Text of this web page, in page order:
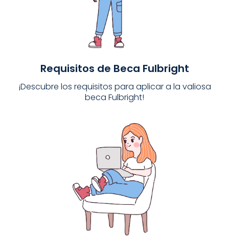
Requisitos de Beca Fulbright
¡Descubre los requisitos para aplicar a la valiosa
beca Fulbright!